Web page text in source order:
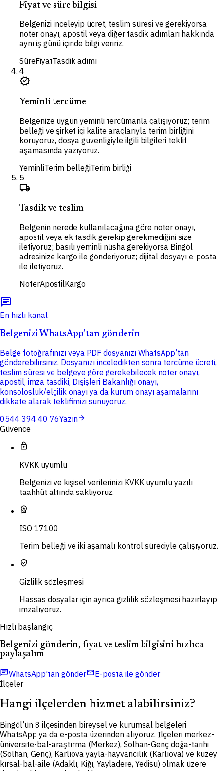
Fiyat ve süre bilgisi
Belgenizi inceleyip ücret, teslim süresi ve gerekiyorsa
noter onayı, apostil veya diğer tasdik adımları hakkında
aynı iş günü içinde bilgi veririz.
SüreFiyatTasdik adımı
4
verified
Yeminli tercüme
Belgenize uygun yeminli tercümanla çalışıyoruz; terim
belleği ve şirket içi kalite araçlarıyla terim birliğini
koruyoruz, dosya güvenliğiyle ilgili bilgileri teklif
aşamasında yazıyoruz.
YeminliTerim belleğiTerim birliği
5
local_shipping
Tasdik ve teslim
Belgenin nerede kullanılacağına göre noter onayı,
apostil veya ek tasdik gerekip gerekmediğini size
iletiyoruz; basılı yeminli nüsha gerekiyorsa Bingöl
adresinize kargo ile gönderiyoruz; dijital dosyayı e-posta
ile iletiyoruz.
NoterApostilKargo
chat
En hızlı kanal
Belgenizi WhatsApp’tan gönderin
Belge fotoğrafınızı veya PDF dosyanızı WhatsApp’tan
gönderebilirsiniz. Dosyanızı inceledikten sonra tercüme ücreti,
teslim süresi ve belgeye göre gerekebilecek noter onayı,
apostil, imza tasdiki, Dışişleri Bakanlığı onayı,
konsolosluk/elçilik onayı ya da kurum onayı aşamalarını
dikkate alarak teklifimizi sunuyoruz.
0544 394 40 76Yazınarrow_forward
Güvence
lock
KVKK uyumlu
Belgenizi ve kişisel verilerinizi KVKK uyumlu yazılı
taahhüt altında saklıyoruz.
workspace_premium
ISO 17100
Terim belleği ve iki aşamalı kontrol süreciyle çalışıyoruz.
verified_user
Gizlilik sözleşmesi
Hassas dosyalar için ayrıca gizlilik sözleşmesi hazırlayıp
imzalıyoruz.
Hızlı başlangıç
Belgenizi gönderin, fiyat ve teslim bilgisini hızlıca
paylaşalım
chatWhatsApp’tan göndermailE-posta ile gönder
İlçeler
Hangi ilçelerden hizmet alabilirsiniz?
Bingöl’ün 8 ilçesinden bireysel ve kurumsal belgeleri
WhatsApp ya da e-posta üzerinden alıyoruz. İlçeleri merkez-
üniversite-bal-araştırma (Merkez), Solhan-Genç doğa-tarihi
(Solhan, Genç), Karlıova yayla-hayvancılık (Karlıova) ve kuzey
kırsal-bal-aile (Adaklı, Kiğı, Yayladere, Yedisu) olmak üzere